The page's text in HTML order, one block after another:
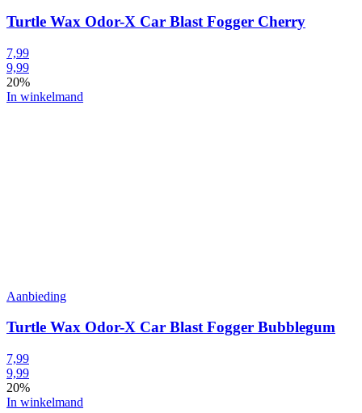
Turtle Wax Odor-X Car Blast Fogger Cherry
7,99
9,99
20%
In winkelmand
Aanbieding
Turtle Wax Odor-X Car Blast Fogger Bubblegum
7,99
9,99
20%
In winkelmand